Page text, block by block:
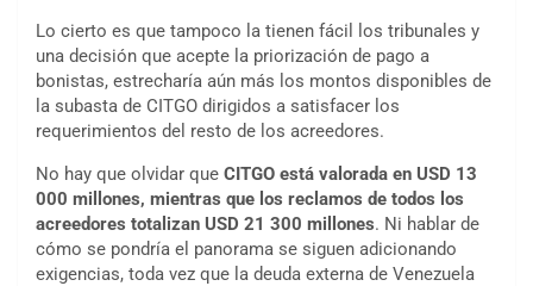
Lo cierto es que tampoco la tienen fácil los tribunales y
una decisión que acepte la priorización de pago a
bonistas, estrecharía aún más los montos disponibles de
la subasta de CITGO dirigidos a satisfacer los
requerimientos del resto de los acreedores.
No hay que olvidar que CITGO está valorada en USD 13
000 millones, mientras que los reclamos de todos los
acreedores totalizan USD 21 300 millones. Ni hablar de
cómo se pondría el panorama se siguen adicionando
exigencias, toda vez que la deuda externa de Venezuela